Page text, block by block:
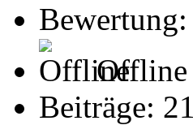
Offline
Beiträge: